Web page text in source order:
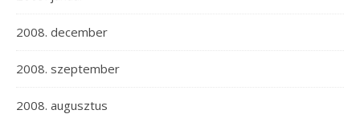
2008. december
2008. szeptember
2008. augusztus